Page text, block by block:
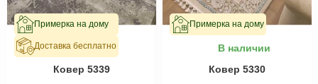
Примерка на дому
Доставка бесплатно
В наличии
Ковер 5339
Примерка на дому
В наличии
Ковер 5330